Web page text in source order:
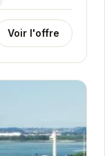
Voir l'offre